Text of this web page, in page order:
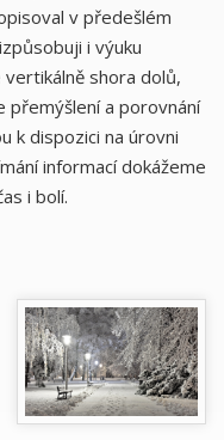
v předešlém
i výuku
shora dolů,
přemýšlení a porovnání
k dispozici na úrovni
informací dokážeme
i bolí.